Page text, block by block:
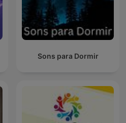
Sons para Dormir